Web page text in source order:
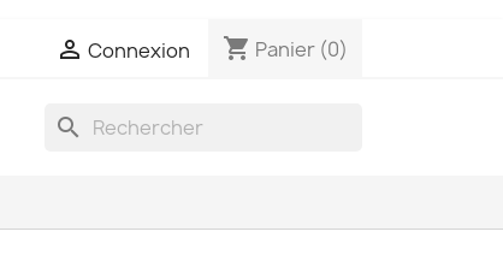
 Connexion shopping_cart Panier (0)
search